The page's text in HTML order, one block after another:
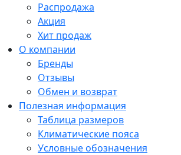
Распродажа
Акция
Хит продаж
О компании
Бренды
Отзывы
Обмен и возврат
Полезная информация
Таблица размеров
Климатические пояса
Условные обозначения